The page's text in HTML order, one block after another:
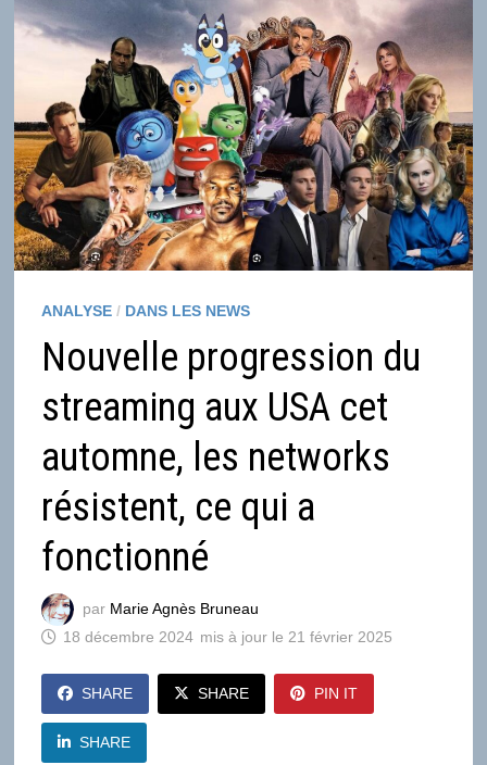
ANALYSE/ DANS LES NEWS
Nouvelle progression du
streaming aux USA cet
automne, les networks
résistent, ce qui a
fonctionné
par Marie Agnès Bruneau
18 décembre 2024
21 février 2025
SHARE SHARE PIN IT
SHARE